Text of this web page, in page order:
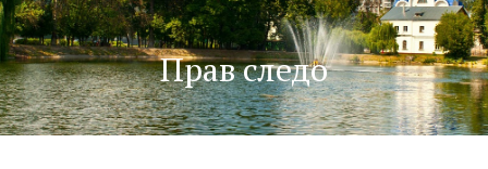
Прав следо